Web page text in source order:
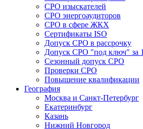
СРО изыскателей
СРО энергоаудиторов
СРО в сфере ЖКХ
Сертификаты ISO
Допуск СРО в рассрочку
Допуск СРО "под ключ" за
Сезонный допуск СРО
Проверки СРО
Повышение квалификации
География
Москва и Санкт-Петербург
Екатеринбург
Казань
Нижний Новгород